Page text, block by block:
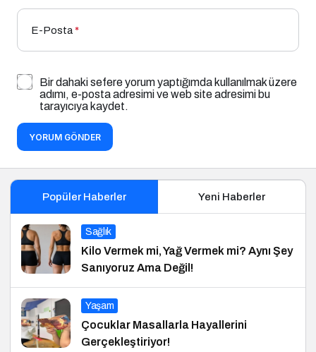
E-Posta*
Bir dahaki sefere yorum yaptığımda kullanılmak üzere
adımı, e-posta adresimi ve web site adresimi bu
tarayıcıya kaydet.
YORUM GÖNDER
Popüler Haberler Yeni Haberler
Sağlık
Kilo Vermek mi, Yağ Vermek mi? Aynı Şey
Sanıyoruz Ama Değil!
Yaşam
Çocuklar Masallarla Hayallerini
Gerçekleştiriyor!